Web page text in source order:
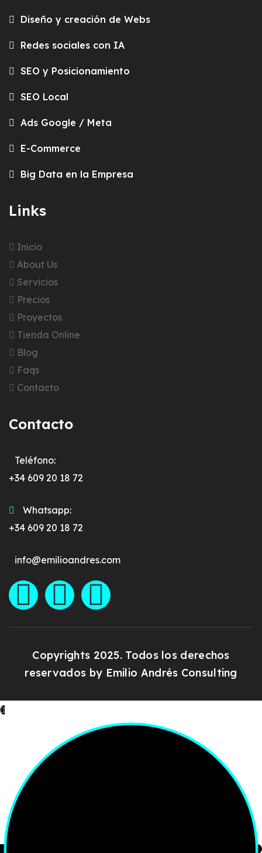
Diseño y creación de Webs
Redes sociales con IA
SEO y Posicionamiento
SEO Local
Ads Google / Meta
E-Commerce
Big Data en la Empresa
Links
Inicio
About Us
Servicios
Precios
Proyectos
Tienda Online
Blog
Faqs
Contacto
Contacto
Teléfono:
+34 609 20 18 72
Whatsapp:
+34 609 20 18 72
info@emilioandres.com
Copyrights 2025. Todos los derechos
reservados by Emilio Andrés Consulting